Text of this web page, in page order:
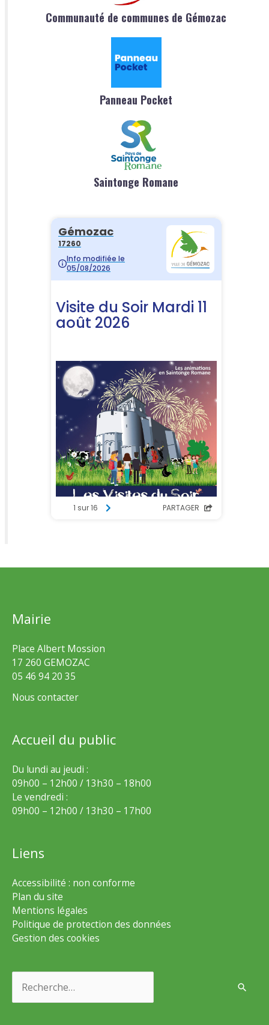
Communauté de communes de Gémozac
Panneau Pocket
Saintonge Romane
Mairie
Place Albert Mossion
17 260 GEMOZAC
05 46 94 20 35
Nous contacter
Accueil du public
Du lundi au jeudi :
09h00 – 12h00 / 13h30 – 18h00
Le vendredi :
09h00 – 12h00 / 13h30 – 17h00
Liens
Accessibilité : non conforme
Plan du site
Mentions légales
Politique de protection des données
Gestion des cookies